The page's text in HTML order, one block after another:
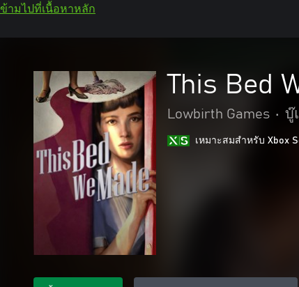
ข้ามไปที่เนื้อหาหลัก
This Bed
Lowbirth Games • บู๊
เหมาะสมสําหรับ Xbox